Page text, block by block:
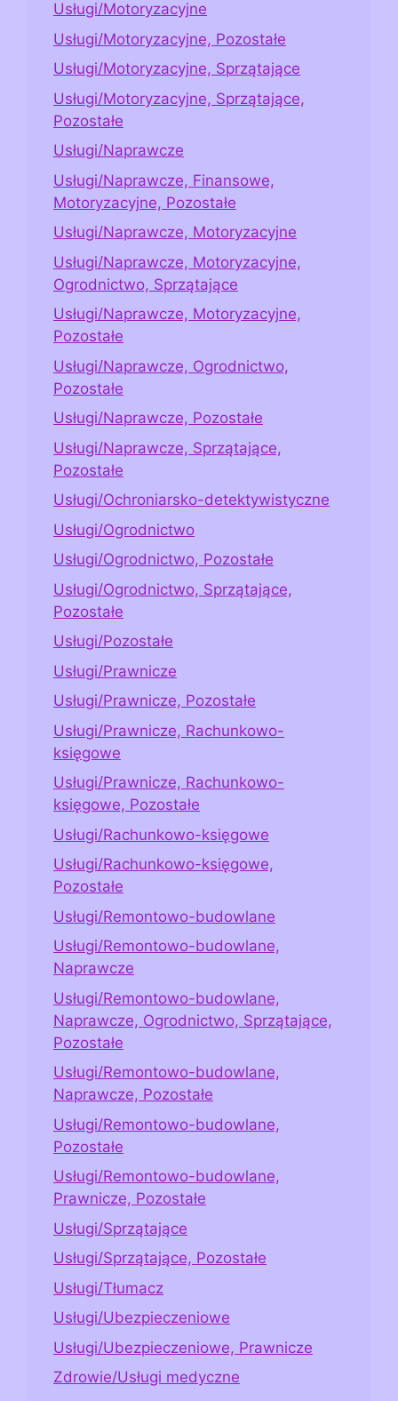
Usługi/Motoryzacyjne
Usługi/Motoryzacyjne, Pozostałe
Usługi/Motoryzacyjne, Sprzątające
Usługi/Motoryzacyjne, Sprzątające,
Pozostałe
Usługi/Naprawcze
Usługi/Naprawcze, Finansowe,
Motoryzacyjne, Pozostałe
Usługi/Naprawcze, Motoryzacyjne
Usługi/Naprawcze, Motoryzacyjne,
Ogrodnictwo, Sprzątające
Usługi/Naprawcze, Motoryzacyjne,
Pozostałe
Usługi/Naprawcze, Ogrodnictwo,
Pozostałe
Usługi/Naprawcze, Pozostałe
Usługi/Naprawcze, Sprzątające,
Pozostałe
Usługi/Ochroniarsko-detektywistyczne
Usługi/Ogrodnictwo
Usługi/Ogrodnictwo, Pozostałe
Usługi/Ogrodnictwo, Sprzątające,
Pozostałe
Usługi/Pozostałe
Usługi/Prawnicze
Usługi/Prawnicze, Pozostałe
Usługi/Prawnicze, Rachunkowo-
księgowe
Usługi/Prawnicze, Rachunkowo-
księgowe, Pozostałe
Usługi/Rachunkowo-księgowe
Usługi/Rachunkowo-księgowe,
Pozostałe
Usługi/Remontowo-budowlane
Usługi/Remontowo-budowlane,
Naprawcze
Usługi/Remontowo-budowlane,
Naprawcze, Ogrodnictwo, Sprzątające,
Pozostałe
Usługi/Remontowo-budowlane,
Naprawcze, Pozostałe
Usługi/Remontowo-budowlane,
Pozostałe
Usługi/Remontowo-budowlane,
Prawnicze, Pozostałe
Usługi/Sprzątające
Usługi/Sprzątające, Pozostałe
Usługi/Tłumacz
Usługi/Ubezpieczeniowe
Usługi/Ubezpieczeniowe, Prawnicze
Zdrowie/Usługi medyczne